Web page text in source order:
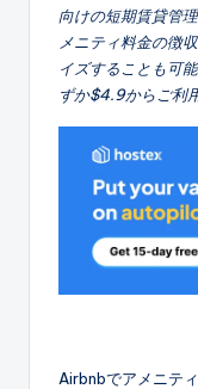
向けの短期賃貸管
メニティ料金の徴
イズすることも可
ずか$4.9からご利
Airbnbでアメニテ